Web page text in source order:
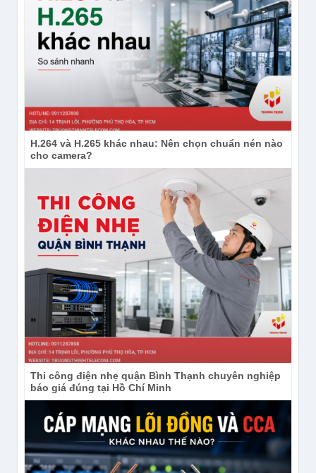
H.264 và H.265 khác nhau: Nên chọn chuẩn nén nào
cho camera?
Thi công điện nhẹ quận Bình Thạnh chuyên nghiệp
báo giá đúng tại Hồ Chí Minh